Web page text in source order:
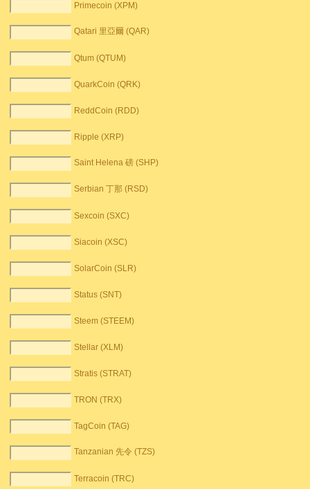
Primecoin (XPM)
Qatari 里亞爾 (QAR)
Qtum (QTUM)
QuarkCoin (QRK)
ReddCoin (RDD)
Ripple (XRP)
Saint Helena 磅 (SHP)
Serbian 丁那 (RSD)
Sexcoin (SXC)
Siacoin (XSC)
SolarCoin (SLR)
Status (SNT)
Steem (STEEM)
Stellar (XLM)
Stratis (STRAT)
TRON (TRX)
TagCoin (TAG)
Tanzanian 先令 (TZS)
Terracoin (TRC)